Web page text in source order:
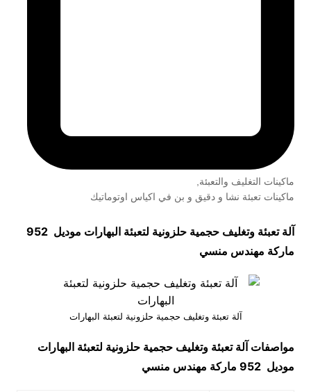
ماكينات التغليف والتعبئة,
ماكينات تعبئة نشا و دقيق و بن في اكياس اوتوماتيك
آلة تعبئة وتغليف حجمية حلزونية لتعبئة البهارات موديل 952
ماركة مهندس منسي
آلة تعبئة وتغليف حجمية حلزونية لتعبئة البهارات
مواصفات آلة تعبئة وتغليف حجمية حلزونية لتعبئة البهارات
موديل 952 ماركة مهندس منسي